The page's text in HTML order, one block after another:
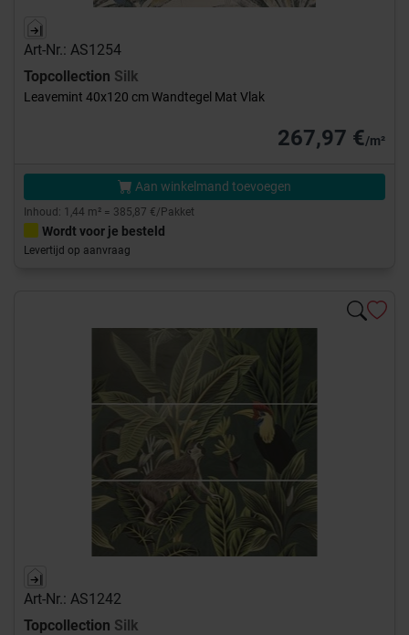
Art-Nr.: AS1254
Topcollection Silk
Leavemint 40x120 cm Wandtegel Mat Vlak
267,97 €/m²
Aan winkelmand toevoegen
Inhoud: 1,44 m² = 385,87 €/Pakket
Wordt voor je besteld
Levertijd op aanvraag
Art-Nr.: AS1242
Topcollection Silk